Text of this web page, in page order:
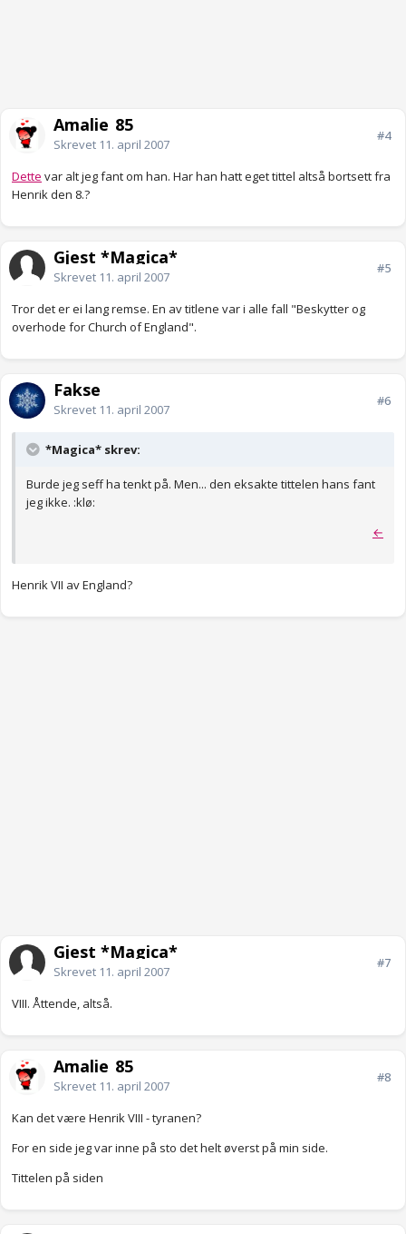
Amalie_85
Skrevet 11. april 2007
#4
Dette var alt jeg fant om han. Har han hatt eget tittel altså bortsett fra
Henrik den 8.?
Gjest *Magica*
Skrevet 11. april 2007
#5
Tror det er ei lang remse. En av titlene var i alle fall "Beskytter og
overhode for Church of England".
Fakse
Skrevet 11. april 2007
#6
*Magica* skrev:
Burde jeg seff ha tenkt på. Men... den eksakte tittelen hans fant
jeg ikke. :klø:
←
Henrik VII av England?
Gjest *Magica*
Skrevet 11. april 2007
#7
VIII. Åttende, altså.
Amalie_85
Skrevet 11. april 2007
#8
Kan det være Henrik VIII - tyranen?
For en side jeg var inne på sto det helt øverst på min side.
Tittelen på siden